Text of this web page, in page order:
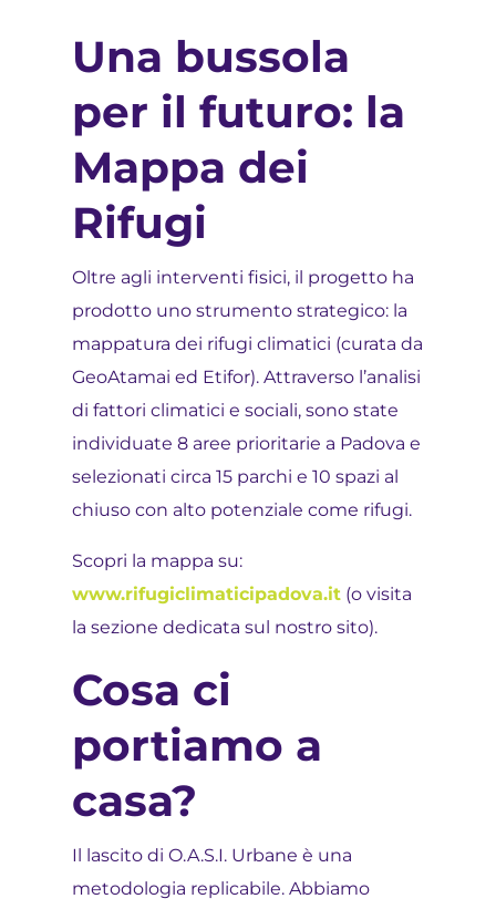
Una bussola
per il futuro: la
Mappa dei
Rifugi
Oltre agli interventi fisici, il progetto ha
prodotto uno strumento strategico: la
mappatura dei rifugi climatici (curata da
GeoAtamai ed Etifor). Attraverso l’analisi
di fattori climatici e sociali, sono state
individuate 8 aree prioritarie a Padova e
selezionati circa 15 parchi e 10 spazi al
chiuso con alto potenziale come rifugi.
Scopri la mappa su:
www.rifugiclimaticipadova.it(o visita
la sezione dedicata sul nostro sito).
Cosa ci
portiamo a
casa?
Il lascito di O.A.S.I. Urbane è una
metodologia replicabile. Abbiamo